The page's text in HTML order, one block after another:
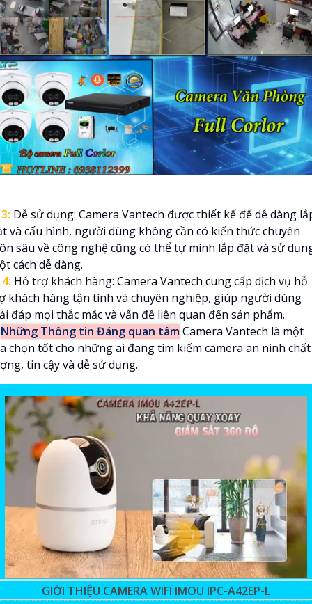
3: Dễ sử dụng: Camera Vantech được thiết kế để dễ dàng
và cấu hình, người dùng không cần có kiến thức chuyên
sâu về công nghệ cũng có thể tự mình lắp đặt và sử
cách dễ dàng.
4: Hỗ trợ khách hàng: Camera Vantech cung cấp dịch vụ hỗ
khách hàng tận tình và chuyên nghiệp, giúp người dùng
đáp mọi thắc mắc và vấn đề liên quan đến sản phẩm.
Những Thông tin Đáng quan tâmCamera Vantech là một
chọn tốt cho những ai đang tìm kiếm camera an ninh chất
tin cậy và dễ sử dụng.
GIỚI THIỆU CAMERA WIFI IMOU IPC-A42EP-L